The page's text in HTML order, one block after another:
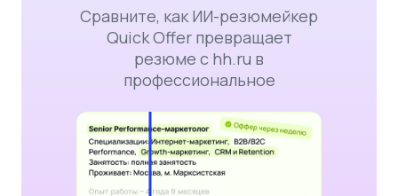
Сравните, как ИИ-резюмейкер
Quick Offer превращает
резюме с hh.ru в
профессиональное